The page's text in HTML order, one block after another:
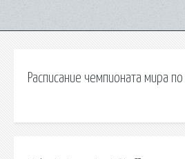
Расписание чемпионата мира